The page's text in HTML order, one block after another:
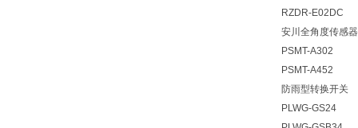
RZDR-E02DC
安川全角度传感
PSMT-A302
PSMT-A452
防雨型转换开关
PLWG-GS24